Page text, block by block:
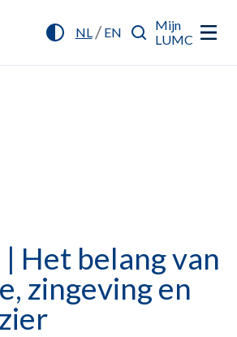
NL/ EN
Mijn
LUMC
Het belang van
zingeving en